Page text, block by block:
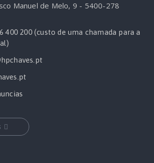
Manuel de Melo, 9 - 5400-278
400 200 (custo de uma chamada para a